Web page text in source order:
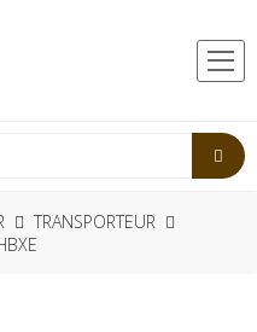
TRANSPORTEUR